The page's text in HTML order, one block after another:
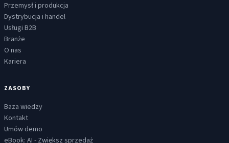
Przemysł i produkcja
Dystrybucja i handel
Usługi B2B
Branże
O nas
Kariera
ZASOBY
Baza wiedzy
Kontakt
Umów demo
eBook: AI - Zwiększ sprzedaż